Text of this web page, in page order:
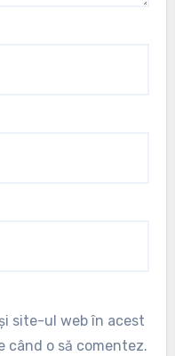
site-ul web în acest
o să comentez.